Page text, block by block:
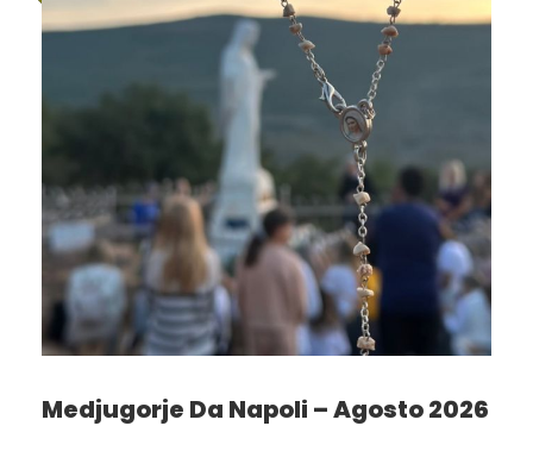
Medjugorje Da Napoli – Agosto 2026